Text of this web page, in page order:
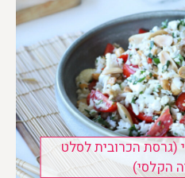
(גרסת הכרובית לסלט
הקלסי)